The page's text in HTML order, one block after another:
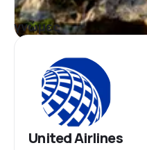
γνώμες
United Airlines